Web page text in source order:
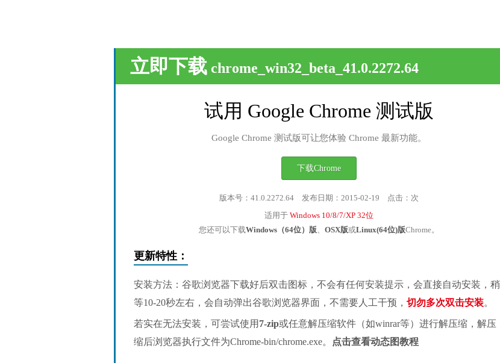
立即下载 chrome_win32_beta_41.0.2272.64
试用 Google Chrome 测试版
Google Chrome 测试版可让您体验 Chrome 最新功能。
下载Chrome
版本号：41.0.2272.64 发布日期：2015-02-19 点击： 次
适用于 Windows 10/8/7/XP 32位
您还可以下载Windows（64位）版、 OSX版或Linux(64位)版Chrome。
更新特性：
安装方法：谷歌浏览器下载好后双击图标，不会有任何安装提示，会直接自动安装，稍
等10-20秒左右，会自动弹出谷歌浏览器界面，不需要人工干预， 切勿多次双击安装。
若实在无法安装，可尝试使用 7-zip或任意解压缩软件（如winrar等）进行解压缩，解压
缩后浏览器执行文件为Chrome-bin/chrome.exe。
点击查看动态图教程